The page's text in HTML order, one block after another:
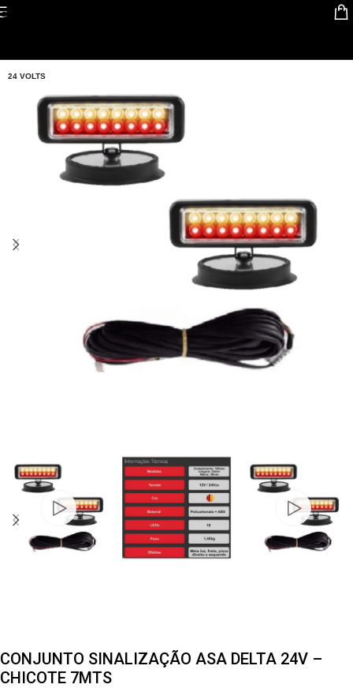
Skip to navigation
24 VOLTS
CONJUNTO SINALIZAÇÃO ASA DELTA 24V –
CHICOTE 7MTS